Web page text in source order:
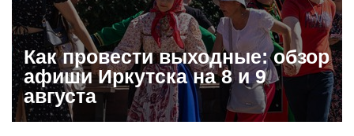
Как провести выходные: обзор
афиши Иркутска на 8 и 9
августа